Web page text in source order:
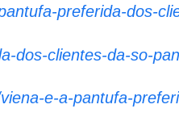
preferida-dos-
dos-clientes-da-so-
e-a-pantufa-